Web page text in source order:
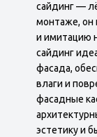
сайдинг —
монтаже, он
и имитацию
сайдинг
фасада,
влаги и
фасадные
эстетику и